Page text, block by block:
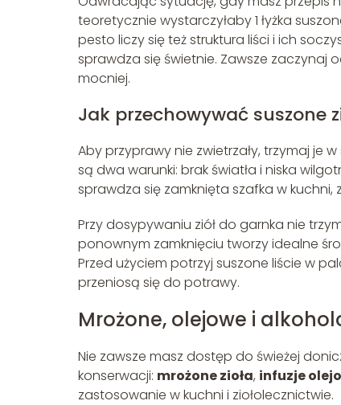
teoretycznie wystarczyłaby 1 łyżka
pesto liczy się też struktura liści i ich
sprawdza się świetnie. Zawsze zaczynaj
mocniej.
Jak przechowywać suszone
Aby przyprawy nie zwietrzały, trzymaj je
są dwa warunki: brak światła i niska
sprawdza się zamknięta szafka w kuchni,
Przy dosypywaniu ziół do garnka nie
ponownym zamknięciu tworzy idealne
Przed użyciem potrzyj suszone liście w
przeniosą się do potrawy.
Mrożone, olejowe i
Nie zawsze masz dostęp do świeżej
konserwacji: mrożone zioła, infuzje
zastosowanie w kuchni i ziołolecznictwie.